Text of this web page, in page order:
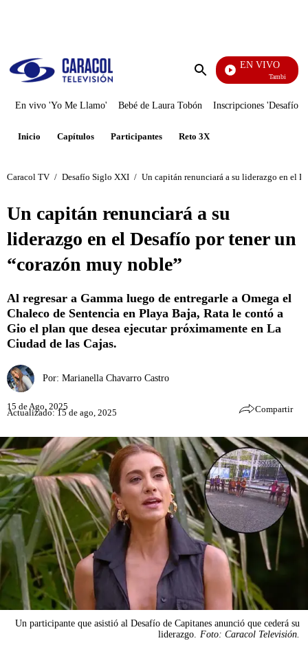
Enviar
EN VIVO
También Caerás
En vivo 'Yo Me Llamo' Bebé de Laura Tobón Inscripciones 'Desafío'
Inicio Capítulos Participantes Reto 3X
Caracol TV / Desafío Siglo XXI / Un capitán renunciará a su liderazgo en el
Un capitán renunciará a su
liderazgo en el Desafío por tener un
“corazón muy noble”
Al regresar a Gamma luego de entregarle a Omega el
Chaleco de Sentencia en Playa Baja, Rata le contó a
Gio el plan que desea ejecutar próximamente en La
Ciudad de las Cajas.
Por: Marianella Chavarro Castro
15 de Ago, 2025
Actualizado: 15 de ago, 2025 Compartir
Un participante que asistió al Desafío de Capitanes anunció que cederá su
liderazgo.
Foto: Caracol Televisión.